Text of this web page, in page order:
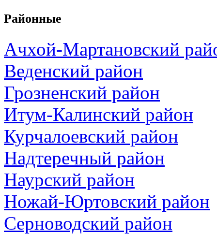
Районные
Ачхой-Мартановский
Веденский район
Грозненский район
Итум-Калинский район
Курчалоевский район
Надтеречный район
Наурский район
Ножай-Юртовский район
Серноводский район